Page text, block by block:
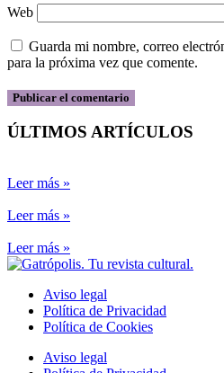
Web
Guarda mi nombre, correo
para la próxima vez que comente.
ÚLTIMOS ARTÍCULOS
Leer más »
Leer más »
Leer más »
Aviso legal
Política de Privacidad
Política de Cookies
Aviso legal